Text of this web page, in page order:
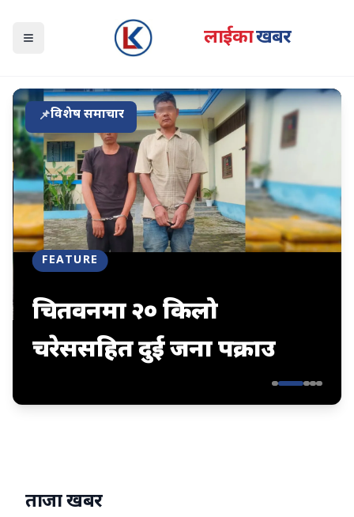
Open navigation menu लाईकाखबर
FEATURE
चितवनमा २० किलो
चरेससहित दुई जना पक्राउ
📌विशेष समाचार
ताजा खबर